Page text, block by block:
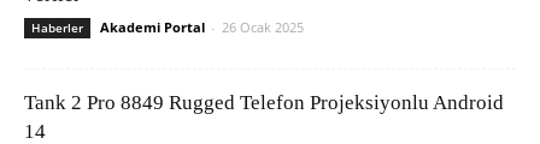
Haberler Akademi Portal - 26 Ocak 2025
Tank 2 Pro 8849 Rugged Telefon Projeksiyonlu Android
14